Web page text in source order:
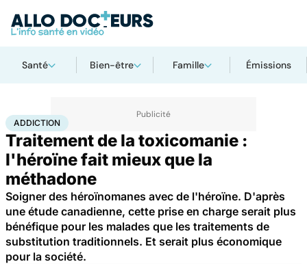
Santé Bien-être Famille Émissions
AccueilSanté Maladies Drogues et addictions
ADDICTION
Traitement de la toxicomanie :
l'héroïne fait mieux que la
méthadone
Soigner des héroïnomanes avec de l'héroïne. D'après
une étude canadienne, cette prise en charge serait plus
bénéfique pour les malades que les traitements de
substitution traditionnels. Et serait plus économique
pour la société.